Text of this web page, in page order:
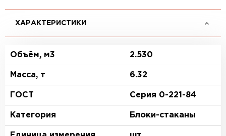
ХАРАКТЕРИСТИКИ
Объём, м3 2.530
Масса, т 6.32
ГОСТ Серия 0-221-84
Категория Блоки-стаканы